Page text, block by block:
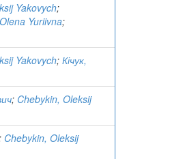
Yakovych;
Yuriivna;
Yakovych; Кічук,
; Chebykin, Oleksij
Chebykin, Oleksij